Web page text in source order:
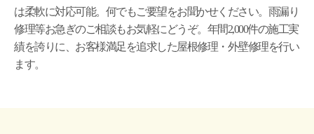
は柔軟に対応可能。何でもご要望をお聞かせください。雨漏り
修理等お急ぎのご相談もお気軽にどうぞ。年間2,000件の施工実
績を誇りに、お客様満足を追求した屋根修理・外壁修理を行い
ます。